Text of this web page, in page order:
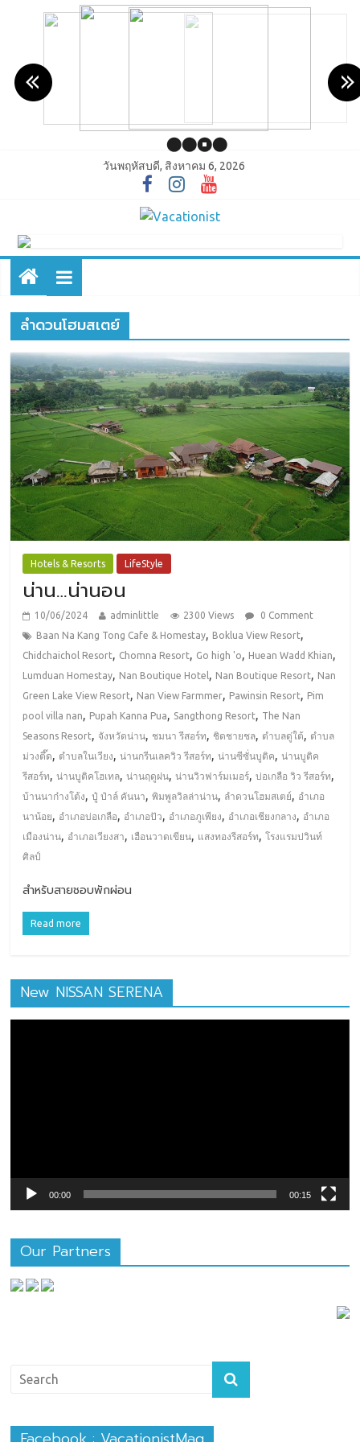
วันพฤหัสบดี, สิงหาคม 6, 2026
ลำดวนโฮมสเตย์
Hotels & Resorts LifeStyle
น่าน…น่านอน
10/06/2024 adminlittle 2300 Views
0 Comment
Baan Na Kang Tong Cafe & Homestay, Boklua View Resort,
Chidchaichol Resort, Chomna Resort, Go high 'o, Huean Wadd Khian,
Lumduan Homestay, Nan Boutique Hotel , Nan Boutique Resort, Nan
Green Lake View Resort, Nan View Farmmer, Pawinsin Resort, Pim
pool villa nan, Pupah Kanna Pua, Sangthong Resort, The Nan
Seasons Resort, จังหวัดน่าน, ชมนา รีสอร์ท, ชิดชายชล, ตำบลดู่ใต้, ตำบล
ม่วงตึ๊ด, ตำบลในเวียง,น่านกรีนเลควิว รีสอร์ท,น่านซีซั่นบูติค,น่านบูติค
รีสอร์ท,น่านบูติคโฮเทล,น่านฤดูฝน,น่านวิวฟาร์มเมอร์,บ่อเกลือ วิว รีสอร์ท,
บ้านนาก๋างโต้ง,ปู๋ ป๋าล์ คันนา,พิมพูลวิลล่าน่าน, ลำดวนโฮมสเตย์, อำเภอ
นาน้อย, อำเภอบ่อเกลือ, อำเภอปัว, อำเภอภูเพียง, อำเภอเชียงกลาง, อำเภอ
เมืองน่าน, อำเภอเวียงสา, เฮือนวาดเขียน, แสงทองรีสอร์ท,โรงแรมปวินท์
ศิลป์
สำหรับสายชอบพักผ่อน
Read more
New NISSAN SERENA
00:00 00:15
Our Partners